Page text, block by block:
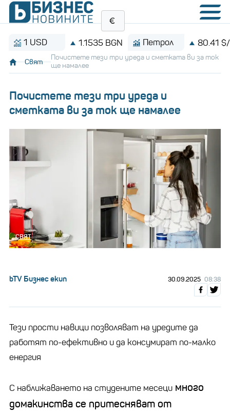
USD 1.1535 BGN Петрол 80.41 $/барел
Свят
Почистете тези три уреда и сметката ви за ток
ще намалее
Почистете тези три уреда и
сметката ви за ток ще намалее
СВЯТ
bTV Бизнес екип 30.09.2025 08:38
Тези прости навици позволяват на уредите да
работят по-ефективно и да консумират по-малко
енергия
С наближаването на студените месеци много
домакинства се притесняват от